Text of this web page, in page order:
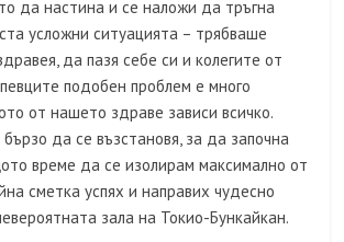
да настина и се наложи да тръгна
усложни ситуацията – трябваше
да пазя себе си и колегите от
подобен проблем е много
от нашето здраве зависи всичко.
да се възстановя, за да започна
време да се изолирам максимално от
сметка успях и направих чудесно
зала на Токио-Бункайкан.